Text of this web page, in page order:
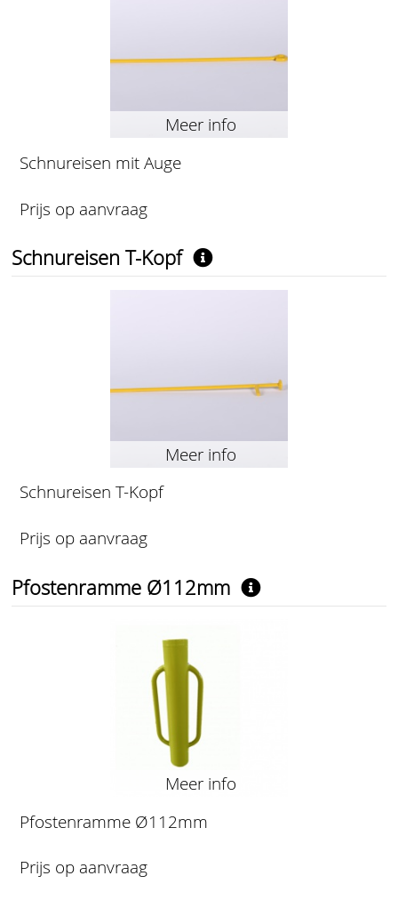
Meer info
Schnureisen mit Auge
Prijs op aanvraag
Schnureisen T-Kopf
Meer info
Schnureisen T-Kopf
Prijs op aanvraag
Pfostenramme Ø112mm
Meer info
Pfostenramme Ø112mm
Prijs op aanvraag